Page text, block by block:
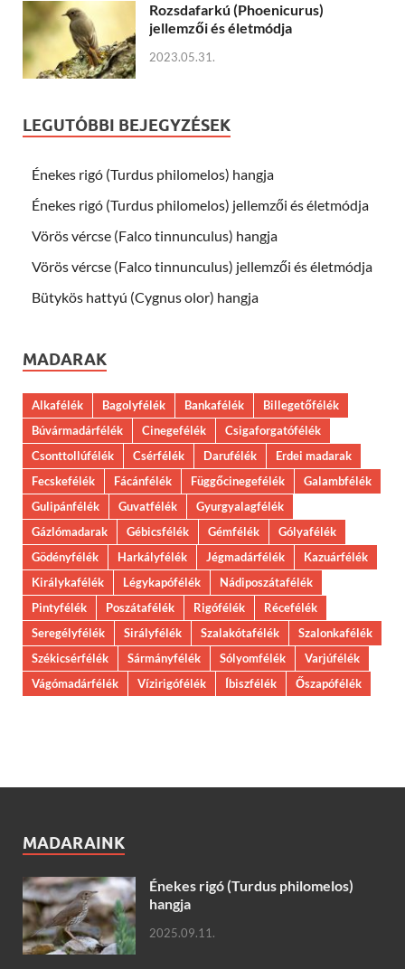
Rozsdafarkú (Phoenicurus)
jellemzői és életmódja
2023.05.31.
LEGUTÓBBI BEJEGYZÉSEK
Énekes rigó (Turdus philomelos) hangja
Énekes rigó (Turdus philomelos) jellemzői és életmódja
Vörös vércse (Falco tinnunculus) hangja
Vörös vércse (Falco tinnunculus) jellemzői és életmódja
Bütykös hattyú (Cygnus olor) hangja
MADARAK
Alkafélék Bagolyfélék Bankafélék
Billegetőfélék
Búvármadárfélék
Cinegefélék
Csigaforgatófélék
Csonttollúfélék
Csérfélék Darufélék
Erdei madarak
Fecskefélék
Fácánfélék Függőcinegefélék
Galambfélék
Gulipánfélék
Guvatfélék
Gyurgyalagfélék
Gázlómadarak
Gébicsfélék Gémfélék
Gólyafélék
Gödényfélék
Harkályfélék Jégmadárfélék
Kazuárfélék
Királykafélék
Légykapófélék
Nádiposzátafélék
Pintyfélék
Poszátafélék Rigófélék
Récefélék
Seregélyfélék
Sirályfélék Szalakótafélék
Szalonkafélék
Székicsérfélék
Sármányfélék Sólyomfélék
Varjúfélék
Vágómadárfélék
Vízirigófélék Íbiszfélék Őszapófélék
MADARAINK
Énekes rigó (Turdus philomelos)
hangja
2025.09.11.